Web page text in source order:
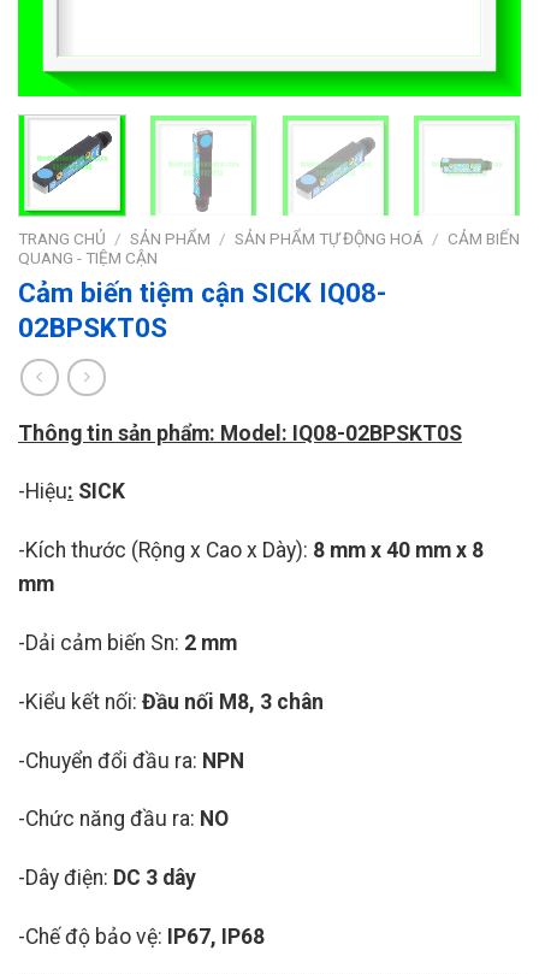
TRANG CHỦ / SẢN PHẨM / SẢN PHẨM TỰ ĐỘNG HOÁ / CẢM BIẾN
QUANG - TIỆM CẬN
Cảm biến tiệm cận SICK IQ08-
02BPSKT0S
Thông tin sản phẩm: Model: IQ08-02BPSKT0S
-Hiệu: SICK
-Kích thước (Rộng x Cao x Dày): 8 mm x 40 mm x 8
mm
-Dải cảm biến Sn: 2 mm
-Kiểu kết nối: Đầu nối M8, 3 chân
-Chuyển đổi đầu ra: NPN
-Chức năng đầu ra: NO
-Dây điện: DC 3 dây
-Chế độ bảo vệ: IP67, IP68